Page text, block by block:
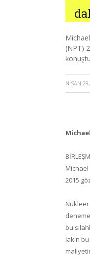
(NPT)
NISAN
Michael
2015
Nükleer
bu
lakin